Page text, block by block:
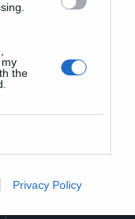
the
Privacy Policy